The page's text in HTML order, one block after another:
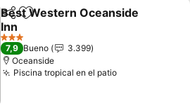
CompartirAgregar a favoritos
Best Western Oceanside
Inn
Ver precios
3 Estrellas
7,9 Bueno
3.399
Oceanside
Piscina tropical en el patioVer precios